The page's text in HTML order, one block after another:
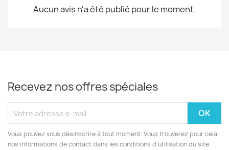
Aucun avis n'a été publié pour le moment.
Recevez nos offres spéciales
Vous pouvez vous désinscrire à tout moment. Vous trouverez pour cela
nos informations de contact dans les conditions d'utilisation du site.